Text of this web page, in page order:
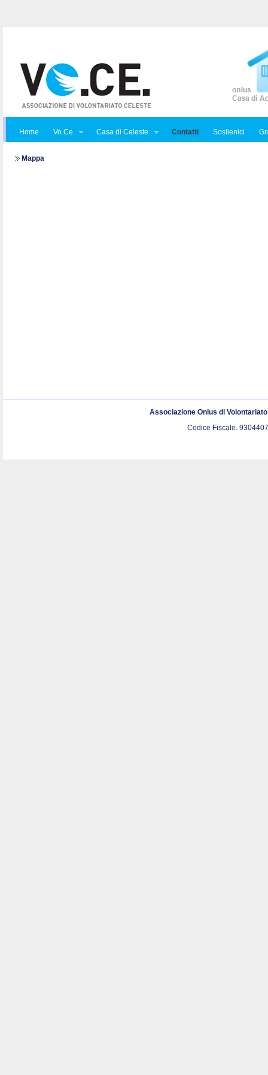
Home Vo.Ce Casa di Celeste Contatti Sostienici
Mappa
Associazione Onlus di
Codice Fiscale.